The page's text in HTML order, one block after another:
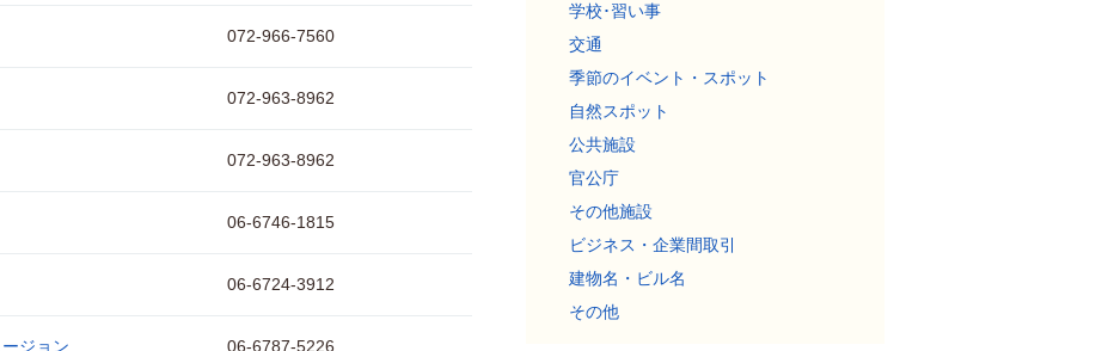
072-966-7560
072-963-8962
072-963-8962
06-6746-1815
06-6724-3912
ジョン 06-6787-5226
学校･習い事
交通
季節のイベント・スポット
自然スポット
公共施設
官公庁
その他施設
ビジネス・企業間取引
建物名・ビル名
その他